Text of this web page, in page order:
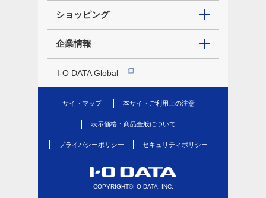
ショッピング
企業情報
I-O DATA Global
サイトマップ 本サイトご利用上の注意
表示価格・商品全般について
プライバシーポリシー セキュリティポリシー
COPYRIGHT©I-O DATA, INC.